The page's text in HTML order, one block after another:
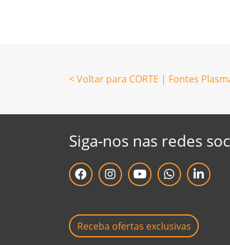
< Voltar para CORTE | Fontes
Siga-nos nas redes
facebook da Grupo Baw Brasil
instagram da Grupo Baw Brasil
youtube da Grupo Baw Brasil
whatsapp dalinkedin
Receba ofertas exclusivas